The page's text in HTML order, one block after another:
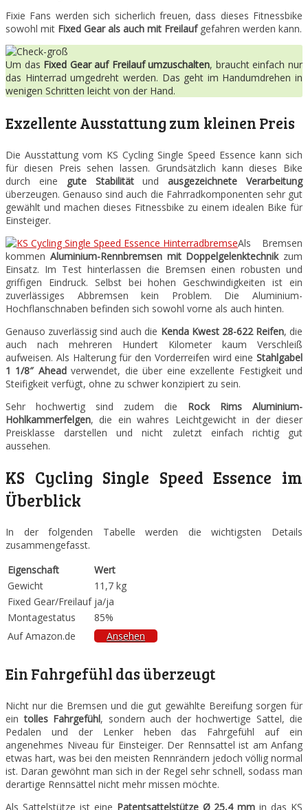
Fixie Fans werden sich sicherlich freuen, dass dieses Fitnessbike
sowohl mit Fixed Gear als auch mit Freilaufgefahren werden kann.
Um das Fixed Gear auf Freilauf umzuschalten, braucht einfach nur
das Hinterrad umgedreht werden. Das geht im Handumdrehen in
wenigen Schritten leicht von der Hand.
Exzellente Ausstattung zum kleinen Preis
Die Ausstattung vom KS Cycling Single Speed Essence kann sich
für diesen Preis sehen lassen. Grundsätzlich kann dieses Bike
durch eine gute Stabilitätundausgezeichnete Verarbeitung
überzeugen. Genauso sind auch die Fahrradkomponenten sehr gut
gewählt und machen dieses Fitnessbike zu einem idealen Bike für
Einsteiger.
Als Bremsen
kommen Aluminium-Rennbremsen mit Doppelgelenktechnikzum
Einsatz. Im Test hinterlassen die Bremsen einen robusten und
griffigen Eindruck. Selbst bei hohen Geschwindigkeiten ist ein
zuverlässiges Abbremsen kein Problem. Die Aluminium-
Hochflanschnaben befinden sich sowohl vorne als auch hinten.
Genauso zuverlässig sind auch die Kenda Kwest 28-622 Reifen, die
auch nach mehreren Hundert Kilometer kaum Verschleiß
aufweisen. Als Halterung für den Vorderreifen wird eine Stahlgabel
1 1/8″ Aheadverwendet, die über eine exzellente Festigkeit und
Steifigkeit verfügt, ohne zu schwer konzipiert zu sein.
Sehr hochwertig sind zudem die Rock Rims Aluminium-
Hohlkammerfelgen, die ein wahres Leichtgewicht in der dieser
Preisklasse darstellen und nicht zuletzt einfach richtig gut
aussehen.
KS Cycling Single Speed Essence im
Überblick
In der folgenden Tabelle werden die wichtigsten Details
zusammengefasst.
Eigenschaft
Wert
Gewicht
11,7 kg
Fixed Gear/Freilauf ja/ja
Montagestatus
85%
Auf Amazon.de
Ansehen
Ein Fahrgefühl das überzeugt
Nicht nur die Bremsen und die gut gewählte Bereifung sorgen für
eintolles Fahrgefühl, sondern auch der hochwertige Sattel, die
Pedalen und der Lenker heben das Fahrgefühl auf ein
angenehmes Niveau für Einsteiger. Der Rennsattel ist am Anfang
etwas hart, was bei den meisten Rennrändern jedoch völlig normal
ist. Daran gewöhnt man sich in der Regel sehr schnell, sodass man
derartige Rennsättel nicht mehr missen möchte.
Als Sattelstütze ist eine Patentsattelstütze Ø 25,4 mm in das KS